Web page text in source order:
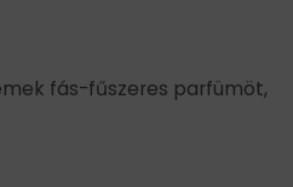
fás-fűszeres parfümöt,